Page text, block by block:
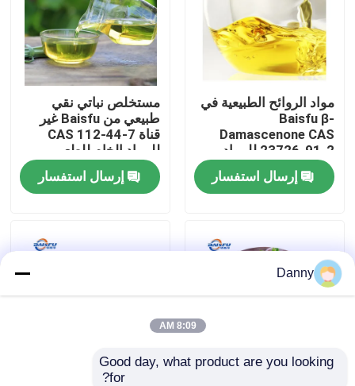
فيديوهات
برنامج VR
حولنا
جولة في المصنع
اتصل بنا
مواد الروائح الطبيعية في
Baisfu β-
Damascenone CAS
23726-91-2 للمواد
الخام للنكهات الغذائية
والعطور التجميلية
إرسال استفسار
مستخلص نباتي نقي
طبيعي من Baisfu غير
قناة CAS 112-44-7
للمواد الخام للطعم
الغذائي والعطور اليومية
إرسال استفسار
Danny
8:09 AM
Good day, what product are you looking
for?